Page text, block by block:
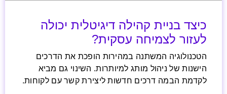
כיצד בניית קהילה דיגיטלית יכולה
לעזור לצמיחה עסקית?
הטכנולוגיה המשתנה במהירות הופכת את הדרכים
הישנות של ניהול מותג למיותרות. השינוי גם מביא
לקדמת הבמה דרכים חדשות ליצירת קשר עם לקוחות.